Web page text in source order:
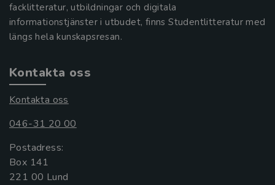
facklitteratur, utbildningar och digitala
informationstjänster i utbudet, finns Studentlitteratur med
längs hela kunskapsresan.
Kontakta oss
Kontakta oss
046-31 20 00
Postadress:
Box 141
221 00 Lund